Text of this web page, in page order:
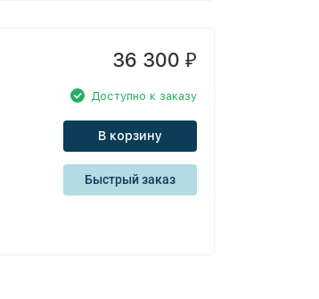
36 300 ₽
Доступно к заказу
В корзину
Быстрый заказ